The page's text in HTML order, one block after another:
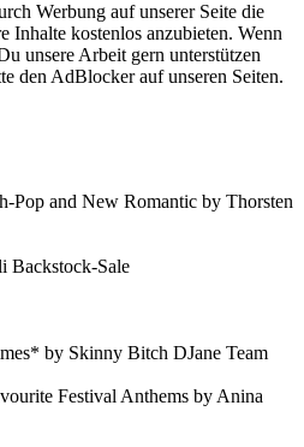
Werbung auf unserer Seite die
Inhalte kostenlos anzubieten. Wenn
unsere Arbeit gern unterstützen
den AdBlocker auf unseren Seiten.
Pop and New Romantic by Thorsten
Backstock-Sale
by Skinny Bitch DJane Team
Festival Anthems by Anina